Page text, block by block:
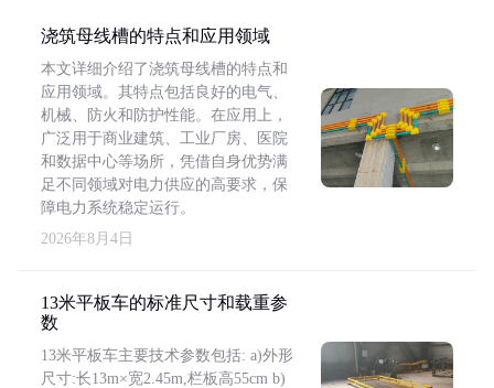
浇筑母线槽的特点和应用领域
本文详细介绍了浇筑母线槽的特点和
应用领域。其特点包括良好的电气、
机械、防火和防护性能。在应用上，
广泛用于商业建筑、工业厂房、医院
和数据中心等场所，凭借自身优势满
足不同领域对电力供应的高要求，保
障电力系统稳定运行。
2026年8月4日
13米平板车的标准尺寸和载重参
数
13米平板车主要技术参数包括: a)外形
尺寸:长13m×宽2.45m,栏板高55cm b)